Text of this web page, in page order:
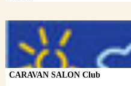
CARAVAN SALON Club